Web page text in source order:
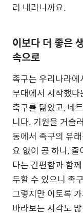
러 내리니까요.
이보다 더 좋은
속으로
족구는 우리나라
부대에서 시작했
축구를 닮았고, 네
니다. 기원을 거슬
동에서 족구의 유
요 없이 공 하나,
다는 간편함과 함
두할 수 있으니 족
그렇지만 이토록
바라보는 시각도